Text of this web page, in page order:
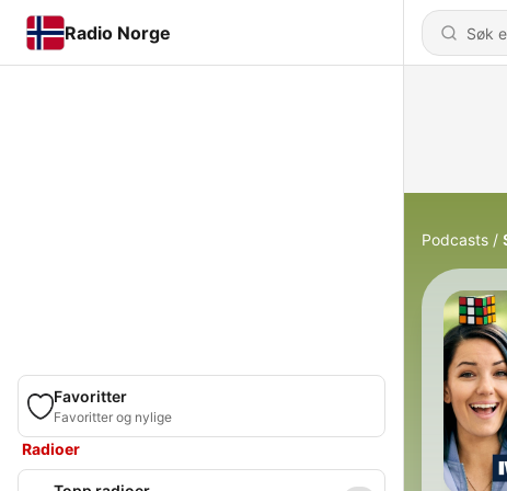
Radio Norge
Favoritter
Favoritter og nylige
Radioer
Podcasts